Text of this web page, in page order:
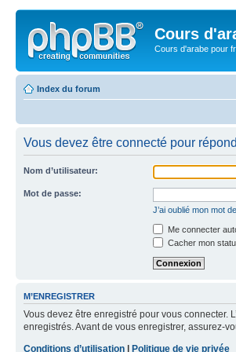
Cours
Cours d'arabe pour
Index du forum
Vous devez être connecté pour
Nom d’utilisateur:
Mot de passe:
J’ai oublié mon mot
Me connecter
Cacher mon
M’ENREGISTRER
Vous devez être enregistré pour vous connecter.
enregistrés. Avant de vous enregistrer, assurez-
Conditions d’utilisation
Politique de vie privée